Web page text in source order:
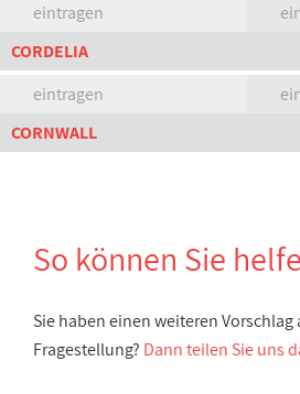
eintragen
CORDELIA
eintragen
CORNWALL
So können Sie
Sie haben einen weiteren
Fragestellung? Dann teilen Sie uns